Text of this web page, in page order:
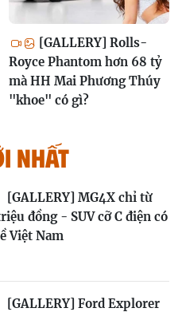
[GALLERY] Rolls-
Royce Phantom hơn 68 tỷ
mà HH Mai Phương Thúy
"khoe" có gì?
NHẤT
[GALLERY] MG4X chỉ từ
đồng - SUV cỡ C điện có
Việt Nam
[GALLERY] Ford Explorer